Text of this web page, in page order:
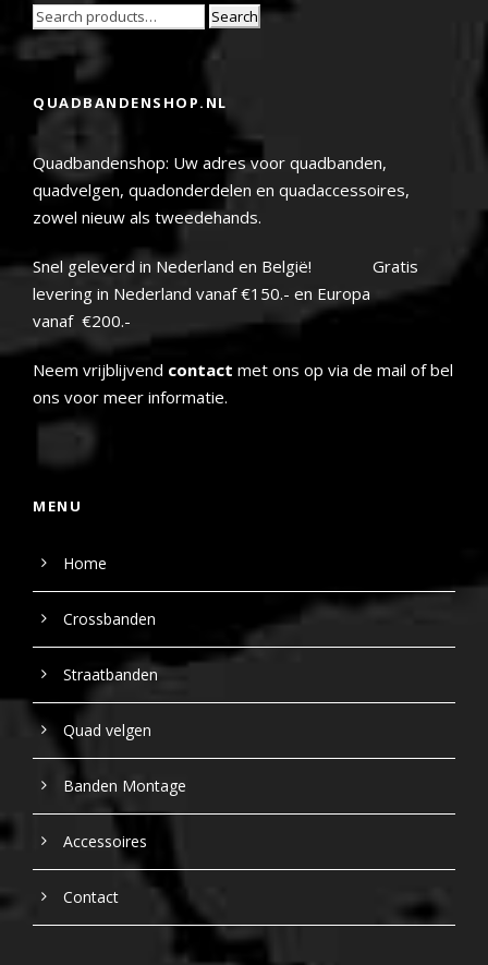
Search
QUADBANDENSHOP.NL
Quadbandenshop: Uw adres voor quadbanden,
quadvelgen, quadonderdelen en quadaccessoires,
zowel nieuw als tweedehands.
Snel geleverd in Nederland en België! Gratis
levering in Nederland vanaf €150.- en Europa
vanaf €200.-
Neem vrijblijvend contact met ons op via de mail of bel
ons voor meer informatie.
MENU
Home
Crossbanden
Straatbanden
Quad velgen
Banden Montage
Accessoires
Contact